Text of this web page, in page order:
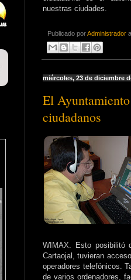
nuestras ciudades.
Publicado porAdministrador
miércoles, 23 de diciembre
El
ciudadanos
WIMAX. Esto posibilitó
Cartaojal, tuvieran
operadores telefónicos.
de varios ordenadores,